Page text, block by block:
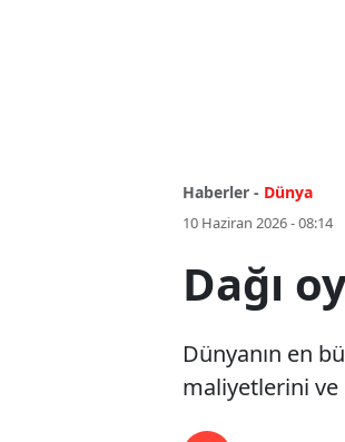
Haberler - Dünya
10 Haziran 2026 - 08:14
Dağı
Dünyanın en
maliyetlerini